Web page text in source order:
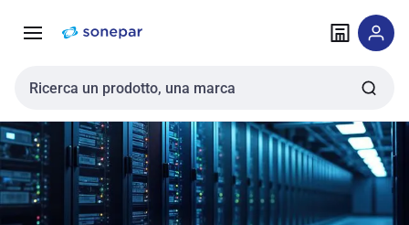
navigazione alla
Cerca input